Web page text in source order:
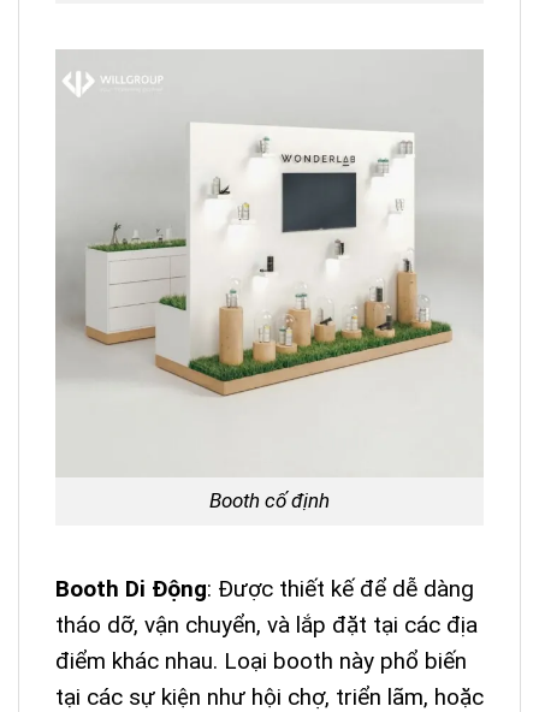
Booth cố định
Booth Di Động: Được thiết kế để dễ dàng
tháo dỡ, vận chuyển, và lắp đặt tại các địa
điểm khác nhau. Loại booth này phổ biến
tại các sự kiện như hội chợ, triển lãm, hoặc